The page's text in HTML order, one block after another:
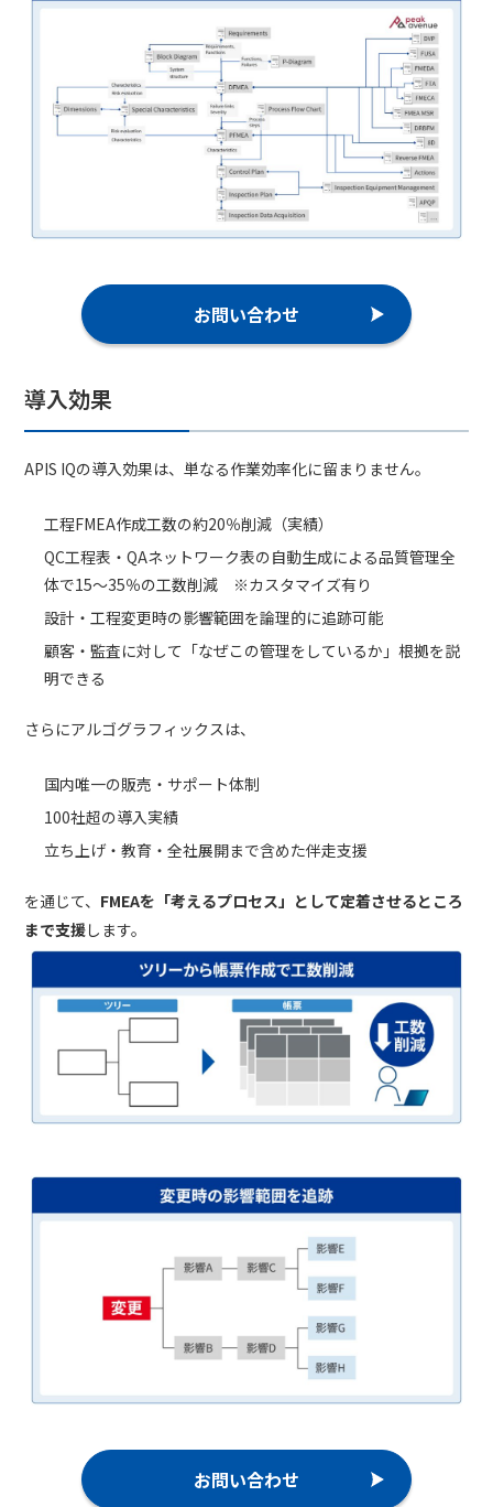
お問い合わせ
導入効果
APIS IQの導入効果は、単なる作業効率化に留まりません。
工程FMEA作成工数の約20％削減（実績）
QC工程表・QAネットワーク表の自動生成による品質管理全
体で15〜35％の工数削減 ※カスタマイズ有り
設計・工程変更時の影響範囲を論理的に追跡可能
顧客・監査に対して「なぜこの管理をしているか」根拠を説
明できる
さらにアルゴグラフィックスは、
国内唯一の販売・サポート体制
100社超の導入実績
立ち上げ・教育・全社展開まで含めた伴走支援
を通じて、 FMEAを「考えるプロセス」として定着させるところ
まで支援します。
お問い合わせ